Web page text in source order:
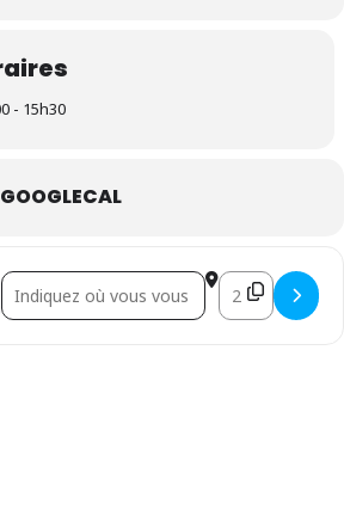
- 15h30
GOOGLECAL
Address - Harmonie de Paimbœuf []
Destination